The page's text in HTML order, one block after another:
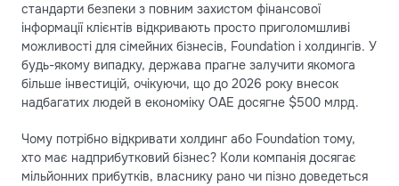
стандарти безпеки з повним захистом фінансової
інформації клієнтів відкривають просто приголомшливі
можливості для сімейних бізнесів, Foundation і холдингів. У
будь-якому випадку, держава прагне залучити якомога
більше інвестицій, очікуючи, що до 2026 року внесок
надбагатих людей в економіку ОАЕ досягне $500 млрд.
Чому потрібно відкривати холдинг або Foundation тому,
хто має надприбутковий бізнес? Коли компанія досягає
мільйонних прибутків, власнику рано чи пізно доведеться